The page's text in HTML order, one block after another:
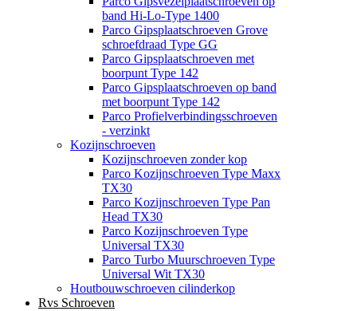
band Hi-Lo-Type 1400
Parco Gipsplaatschroeven Grove
schroefdraad Type GG
Parco Gipsplaatschroeven met
boorpunt Type 142
Parco Gipsplaatschroeven op band
met boorpunt Type 142
Parco Profielverbindingsschroeven
- verzinkt
Kozijnschroeven
Kozijnschroeven zonder kop
Parco Kozijnschroeven Type Maxx
TX30
Parco Kozijnschroeven Type Pan
Head TX30
Parco Kozijnschroeven Type
Universal TX30
Parco Turbo Muurschroeven Type
Universal Wit TX30
Houtbouwschroeven cilinderkop
Rvs Schroeven